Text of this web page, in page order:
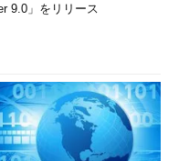
9.0」をリリース